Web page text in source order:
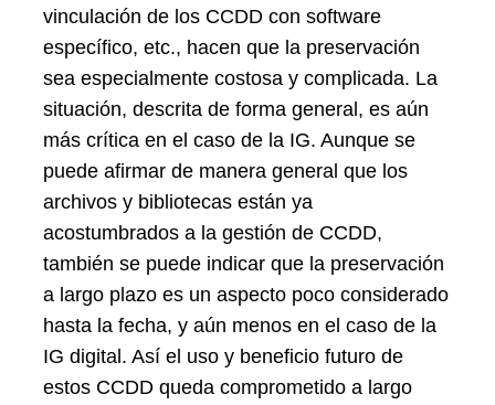
vinculación de los CCDD con software
específico, etc., hacen que la preservación
sea especialmente costosa y complicada. La
situación, descrita de forma general, es aún
más crítica en el caso de la IG. Aunque se
puede afirmar de manera general que los
archivos y bibliotecas están ya
acostumbrados a la gestión de CCDD,
también se puede indicar que la preservación
a largo plazo es un aspecto poco considerado
hasta la fecha, y aún menos en el caso de la
IG digital. Así el uso y beneficio futuro de
estos CCDD queda comprometido a largo